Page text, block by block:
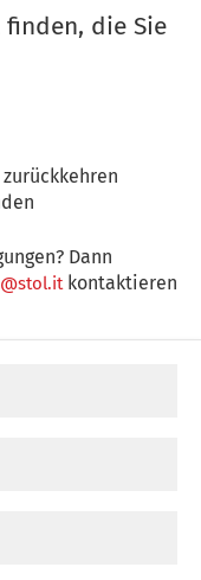
die Sie
zurückkehren
Dann
kontaktieren